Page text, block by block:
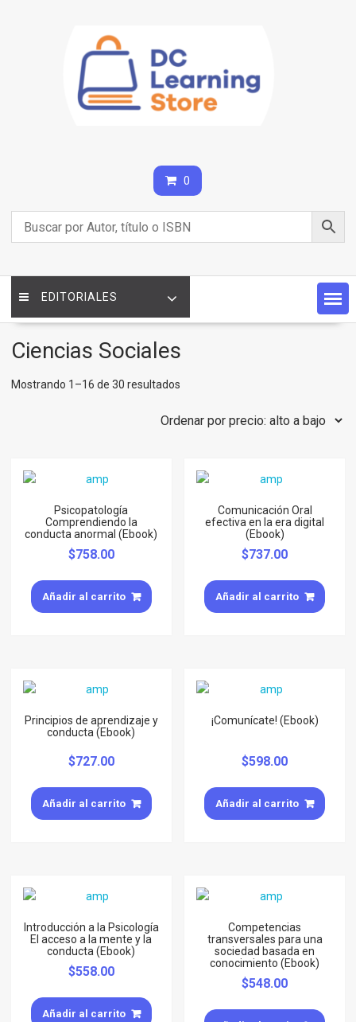
0
EDITORIALES
Ciencias Sociales
Mostrando 1–16 de 30 resultados
Psicopatología
Comprendiendo la
conducta anormal (Ebook)
$758.00
Añadir al carrito
Comunicación Oral
efectiva en la era digital
(Ebook)
$737.00
Añadir al carrito
Principios de aprendizaje y
conducta (Ebook)
$727.00
Añadir al carrito
¡Comunícate! (Ebook)
$598.00
Añadir al carrito
Introducción a la Psicología
El acceso a la mente y la
conducta (Ebook)
$558.00
Añadir al carrito
Competencias
transversales para una
sociedad basada en
conocimiento (Ebook)
$548.00